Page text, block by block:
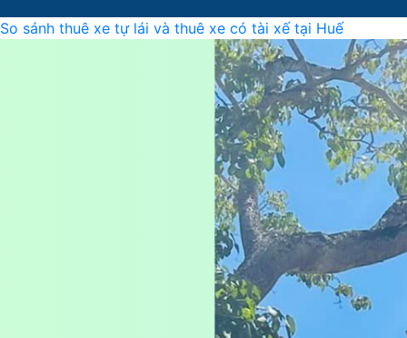
So sánh thuê xe tự lái và thuê xe có tài xế tại Huế